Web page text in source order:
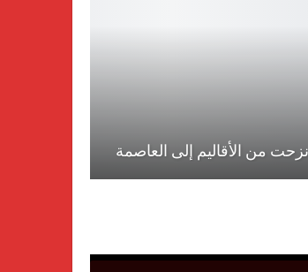
من الأقاليم إلى العاصمة